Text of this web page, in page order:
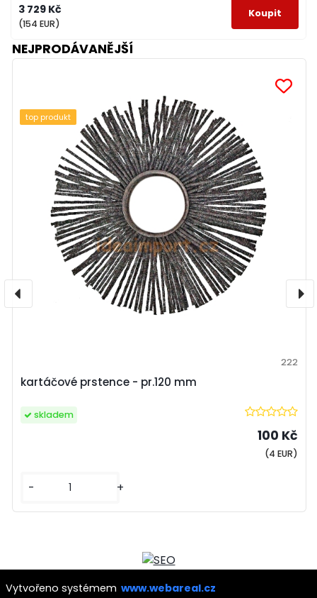
3 729 Kč
(154 EUR)
NEJPRODÁVANĚJŠÍ
kartáčové prstence - pr.120 mm
222
100 Kč
(4 EUR)
- +
skladem
top produkt
Vytvořeno systémem www.webareal.cz